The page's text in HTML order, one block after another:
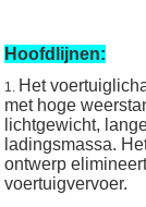
Hoofdlijnen:
1. Het
met hoge
lichtgewicht,
ladingsmassa.
ontwerp
voertuigvervoer.